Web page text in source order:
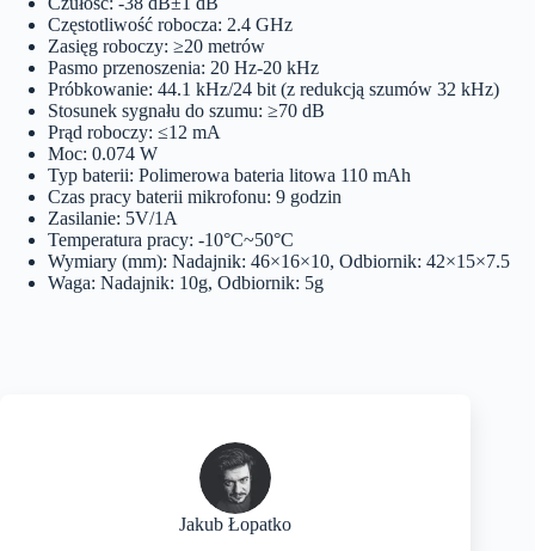
Częstotliwość robocza: 2.4 GHz
Zasięg roboczy: ≥20 metrów
Pasmo przenoszenia: 20 Hz-20 kHz
Próbkowanie: 44.1 kHz/24 bit (z redukcją szumów 32 kHz)
Stosunek sygnału do szumu: ≥70 dB
Prąd roboczy: ≤12 mA
Moc: 0.074 W
Typ baterii: Polimerowa bateria litowa 110 mAh
Czas pracy baterii mikrofonu: 9 godzin
Zasilanie: 5V/1A
Temperatura pracy: -10°C~50°C
Wymiary (mm): Nadajnik: 46×16×10, Odbiornik: 42×15×7.5
Waga: Nadajnik: 10g, Odbiornik: 5g
Jakub Łopatko